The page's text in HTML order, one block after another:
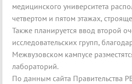
медицинского университета
четвертом и пятом этажах,
Также планируется ввод второй
исследовательских групп,
Межвузовском кампусе
лабораторий.
По данным сайта Правительства